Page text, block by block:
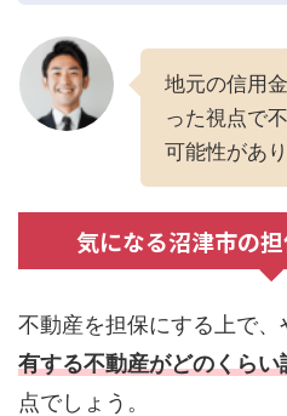
地元の信用
った視点で
可能性があり
気になる沼津市の
不動産を担保にする上で、
有する不動産がどのくら
点でしょう。